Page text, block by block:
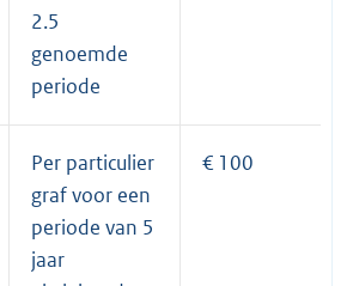
2.5
genoemde
periode
Per particulier
graf voor een
periode van 5
jaar
€ 100